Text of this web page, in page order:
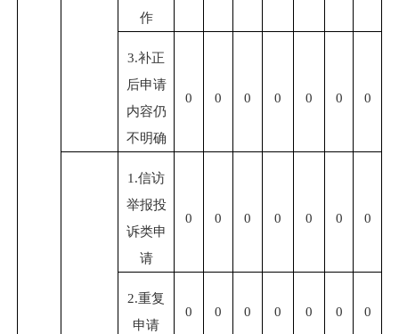
作
3.补正
后申请
内容仍
不明确
0 0 0 0 0 0 0
1.信访
举报投
诉类申
请
0 0 0 0 0 0 0
2.重复
申请
0 0 0 0 0 0 0